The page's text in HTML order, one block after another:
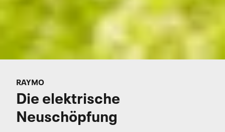
RAYMO
Die elektrische
Neuschöpfung